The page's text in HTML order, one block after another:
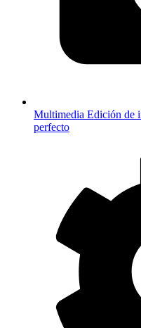
Multimedia Edición de
perfecto